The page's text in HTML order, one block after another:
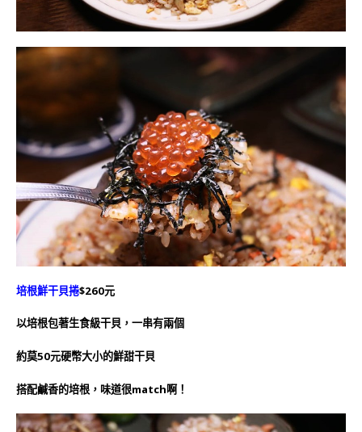
培根鮮干貝捲$260元
以培根包著生食級干貝，一串有兩個
約莫50元硬幣大小的鮮甜干貝
搭配鹹香的培根，味道很match啊！